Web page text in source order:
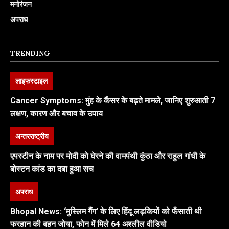
मनोरंजन
अपराध
TRENDING
लाइफस्टाइल
Cancer Symptoms: मुंह के कैंसर के बढ़ते मामले, जानिए शुरुआती 7
लक्षण, कारण और बचाव के उपाय
अन्तरराष्ट्रीय
एपस्टीन के नाम पर मोदी को घेरने की वामपंथी कुंठा और राहुल गांधी के
बोस्टन कांड का दबा हुआ सच
अपराध
Bhopal News: ‘मुस्लिम गैंग’ के लिए हिंदू लड़कियों को फँसाती थी
फरहान की बहन जोया, फोन में मिले 64 अश्लील वीडियो